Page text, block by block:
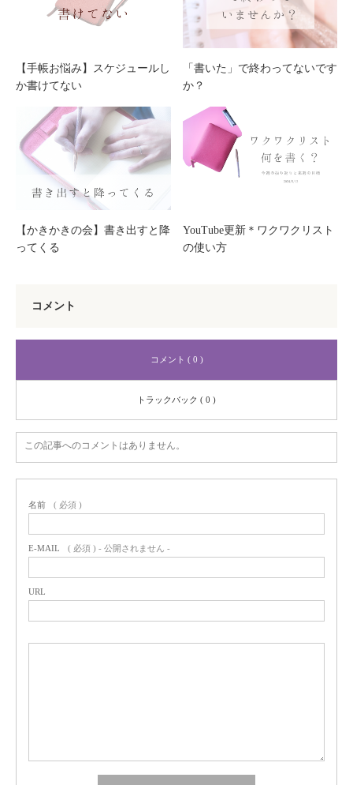
【手帳お悩み】スケジュールし
か書けてない
「書いた」で終わってないです
か？
【かきかきの会】書き出すと降
ってくる
YouTube更新＊ワクワクリスト
の使い方
コメント
コメント ( 0 )
トラックバック ( 0 )
この記事へのコメントはありません。
名前 ( 必須 )
E-MAIL ( 必須 ) - 公開されません -
URL